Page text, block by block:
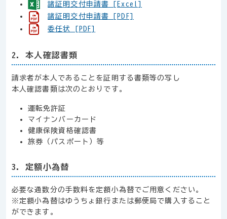
諸証明交付申請書 [Excel]
諸証明交付申請書 [PDF]
委任状 [PDF]
2. 本人確認書類
請求者が本人であることを証明する書類等の写し
本人確認書類は次のとおりです。
運転免許証
マイナンバーカード
健康保険資格確認書
旅券（パスポート）等
3. 定額小為替
必要な通数分の手数料を定額小為替でご用意ください。
※定額小為替はゆうちょ銀行または郵便局で購入すること
ができます。